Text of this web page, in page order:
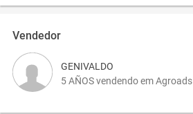
Vendedor
GENIVALDO
5 AÑOS vendendo em Agroads